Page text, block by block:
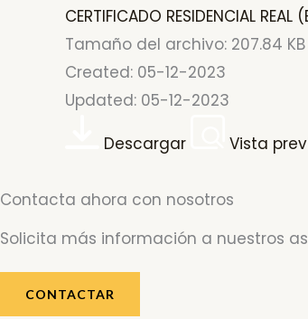
CERTIFICADO RESIDENCIAL
Tamaño del archivo: 207.84 KB
Created: 05-12-2023
Updated: 05-12-2023
Descargar
Vista
Contacta ahora con nosotros
Solicita más información a nuestros
CONTACTAR